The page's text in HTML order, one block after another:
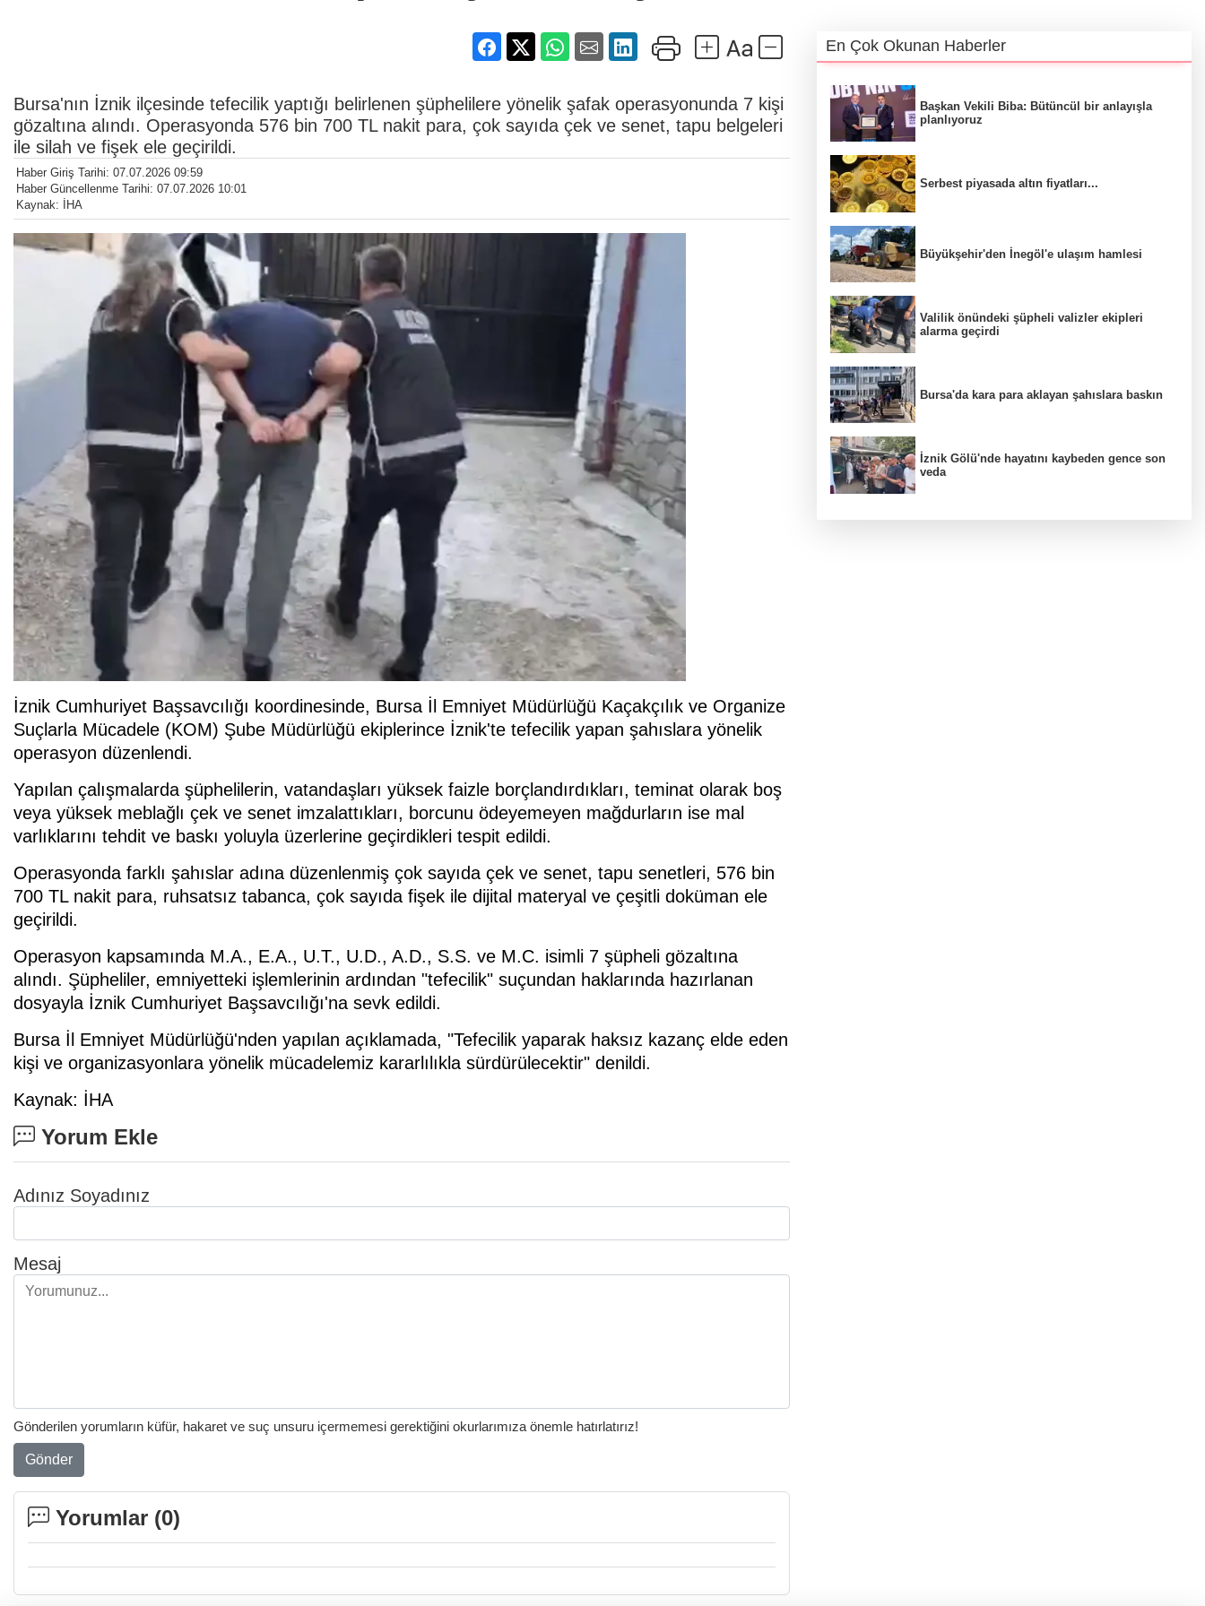
Bursa'nın İznik ilçesinde tefecilik yaptığı belirlenen şüphelilere yönelik şafak operasyonunda 7 kişi
gözaltına alındı. Operasyonda 576 bin 700 TL nakit para, çok sayıda çek ve senet, tapu belgeleri
ile silah ve fişek ele geçirildi.
Haber Giriş Tarihi: 07.07.2026 09:59
Haber Güncellenme Tarihi: 07.07.2026 10:01
Kaynak: İHA
İznik Cumhuriyet Başsavcılığı koordinesinde, Bursa İl Emniyet Müdürlüğü Kaçakçılık ve Organize
Suçlarla Mücadele (KOM) Şube Müdürlüğü ekiplerince İznik'te tefecilik yapan şahıslara yönelik
operasyon düzenlendi.
Yapılan çalışmalarda şüphelilerin, vatandaşları yüksek faizle borçlandırdıkları, teminat olarak boş
veya yüksek meblağlı çek ve senet imzalattıkları, borcunu ödeyemeyen mağdurların ise mal
varlıklarını tehdit ve baskı yoluyla üzerlerine geçirdikleri tespit edildi.
Operasyonda farklı şahıslar adına düzenlenmiş çok sayıda çek ve senet, tapu senetleri, 576 bin
700 TL nakit para, ruhsatsız tabanca, çok sayıda fişek ile dijital materyal ve çeşitli doküman ele
geçirildi.
Operasyon kapsamında M.A., E.A., U.T., U.D., A.D., S.S. ve M.C. isimli 7 şüpheli gözaltına
alındı. Şüpheliler, emniyetteki işlemlerinin ardından "tefecilik" suçundan haklarında hazırlanan
dosyayla İznik Cumhuriyet Başsavcılığı'na sevk edildi.
Bursa İl Emniyet Müdürlüğü'nden yapılan açıklamada, "Tefecilik yaparak haksız kazanç elde eden
kişi ve organizasyonlara yönelik mücadelemiz kararlılıkla sürdürülecektir" denildi.
Kaynak: İHA
Yorum Ekle
Adınız Soyadınız
Mesaj
Gönderilen yorumların küfür, hakaret ve suç unsuru içermemesi gerektiğini okurlarımıza önemle hatırlatırız!
Gönder
Yorumlar (0)
En Çok Okunan Haberler
Başkan Vekili Biba: Bütüncül bir anlayışla
planlıyoruz
Serbest piyasada altın fiyatları...
Büyükşehir'den İnegöl'e ulaşım hamlesi
Valilik önündeki şüpheli valizler ekipleri
alarma geçirdi
Bursa'da kara para aklayan şahıslara baskın
İznik Gölü'nde hayatını kaybeden gence son
veda